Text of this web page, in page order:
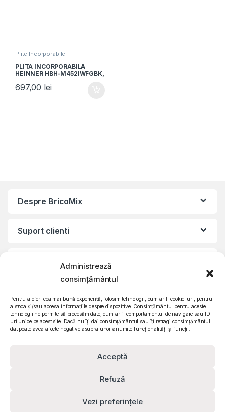
Administrează
consimțământul
Pentru a oferi cea mai bună experiență, folosim tehnologii, cum ar fi cookie-uri, pentru
a stoca și/sau accesa informațiile despre dispozitive. Consimțământul pentru aceste
tehnologii ne permite să procesăm date, cum ar fi comportamentul de navigare sau ID-
uri unice pe acest site. Dacă nu îți dai consimțământul sau îți retragi consimțământul
dat poate avea afecte negative asupra unor anumite funcționalități și funcții.
Acceptă
Refuză
Vezi preferințele
Plite Incorporabile
PLITA INCORPORABILA
HEINNER HBH-M452IWFGBK,
60cm, Gratar fonta, Wok,
Aprindere electrica, Sticla
697,00 lei
Despre BricoMix
Suport clienti
CIF: RO15571358 | Reg. com: J26/839/2003